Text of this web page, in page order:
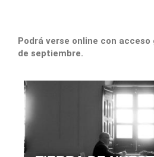
Podrá verse online con
de septiembre.